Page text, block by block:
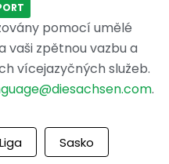
pomocí umělé
vaši zpětnou vazbu a
vícejazyčných služeb.
.
Sasko